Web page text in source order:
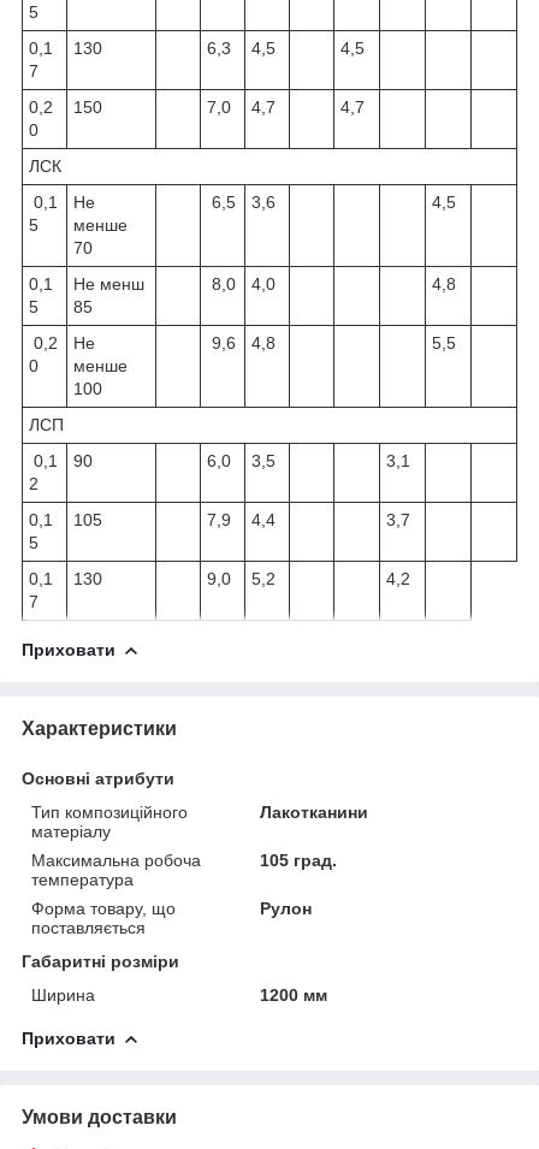
5
0,1
7
130 6,3 4,5 4,5
0,2
0
150 7,0 4,7 4,7
ЛСК
0,1
5
Не
менше
70
6,5 3,6 4,5
0,1
5
Не менш
85
8,0 4,0 4,8
0,2
0
Не
менше
100
9,6 4,8 5,5
ЛСП
0,1
2
90 6,0 3,5 3,1
0,1
5
105 7,9 4,4 3,7
0,1
7
130 9,0 5,2 4,2
Приховати
Характеристики
Основні атрибути
Тип композиційного
матеріалу
Лакотканини
Максимальна робоча
температура
105 град.
Форма товару, що
поставляється
Рулон
Габаритні розміри
Ширина
1200 мм
Приховати
Умови доставки